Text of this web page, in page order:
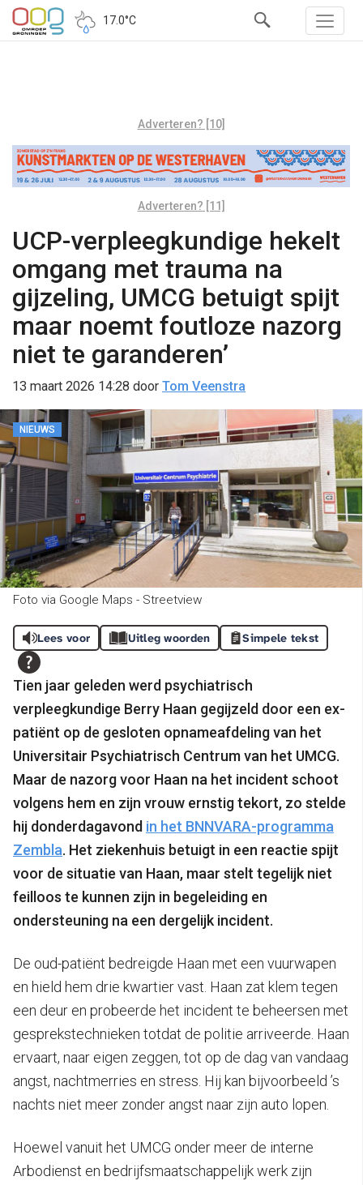
17.0°C
Adverteren? [10]
Adverteren? [11]
UCP-verpleegkundige hekelt
omgang met trauma na
gijzeling, UMCG betuigt spijt
maar noemt foutloze nazorg
niet te garanderen’
13 maart 2026 14:28 door Tom Veenstra
NIEUWS
Foto via Google Maps - Streetview
Lees voor Uitleg woorden Simpele tekst
Tien jaar geleden werd psychiatrisch
verpleegkundige Berry Haan gegijzeld door een ex-
patiënt op de gesloten opnameafdeling van het
Universitair Psychiatrisch Centrum van het UMCG.
Maar de nazorg voor Haan na het incident schoot
volgens hem en zijn vrouw ernstig tekort, zo stelde
hij donderdagavond in het BNNVARA-programma
Zembla. Het ziekenhuis betuigt in een reactie spijt
voor de situatie van Haan, maar stelt tegelijk niet
feilloos te kunnen zijn in begeleiding en
ondersteuning na een dergelijk incident.
De oud-patiënt bedreigde Haan met een vuurwapen
en hield hem drie kwartier vast. Haan zat klem tegen
een deur en probeerde het incident te beheersen met
gesprekstechnieken totdat de politie arriveerde. Haan
ervaart, naar eigen zeggen, tot op de dag van vandaag
angst, nachtmerries en stress. Hij kan bijvoorbeeld ’s
nachts niet meer zonder angst naar zijn auto lopen.
Hoewel vanuit het UMCG onder meer de interne
Arbodienst en bedrijfsmaatschappelijk werk zijn